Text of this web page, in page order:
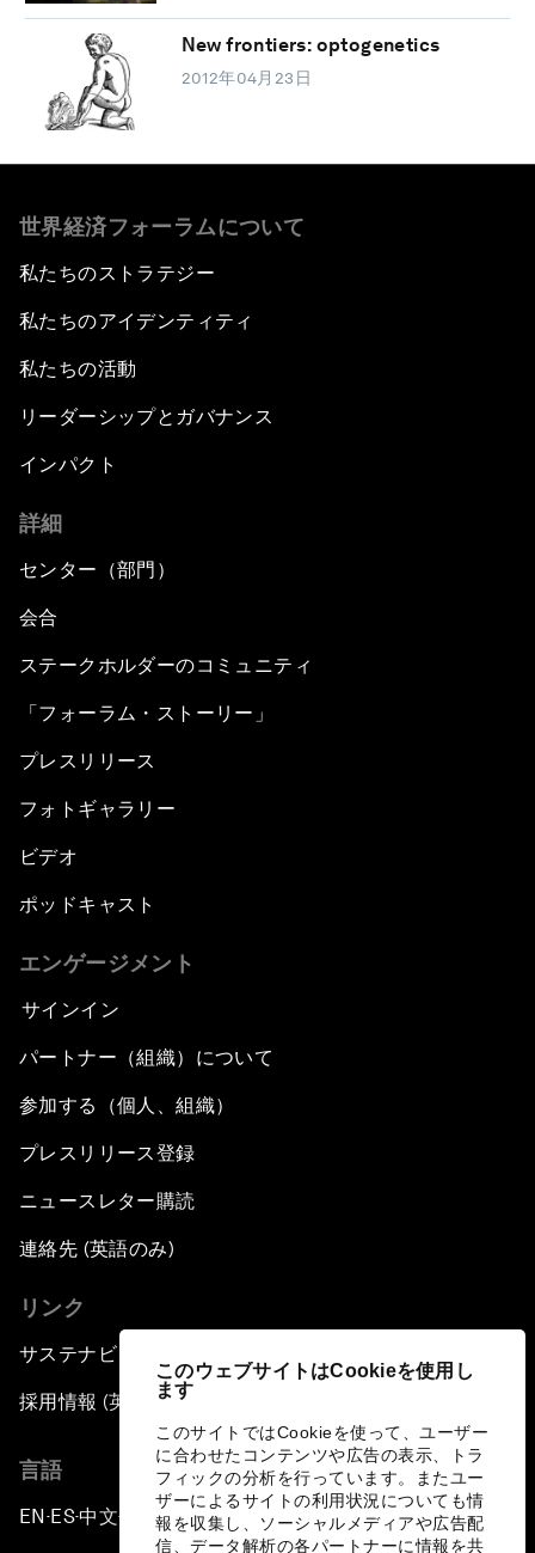
このウェブサイトはCookieを使用し
ます
このサイトではCookieを使って、ユーザー
に合わせたコンテンツや広告の表示、トラ
フィックの分析を行っています。またユー
ザーによるサイトの利用状況についても情
報を収集し、ソーシャルメディアや広告配
信、データ解析の各パートナーに情報を共
New frontiers: optogenetics
2012年04月23日
世界経済フォーラムについて
私たちのストラテジー
私たちのアイデンティティ
私たちの活動
リーダーシップとガバナンス
インパクト
詳細
センター（部門）
会合
ステークホルダーのコミュニティ
「フォーラム・ストーリー」
プレスリリース
フォトギャラリー
ビデオ
ポッドキャスト
エンゲージメント
サインイン
パートナー（組織）について
参加する（個人、組織）
プレスリリース登録
ニュースレター購読
連絡先 (英語のみ)
リンク
サステナビリティへの取り組み
採用情報 (英語のみ)
言語
EN ▪ ES▪中文▪ 日本語